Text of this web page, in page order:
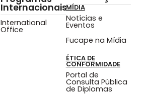
Internacionais
International
Office
MÍDIA
Notícias e
Eventos
Fucape na Mídia
ÉTICA DE
CONFORMIDADE
Portal de
Consulta Pública
de Diplomas